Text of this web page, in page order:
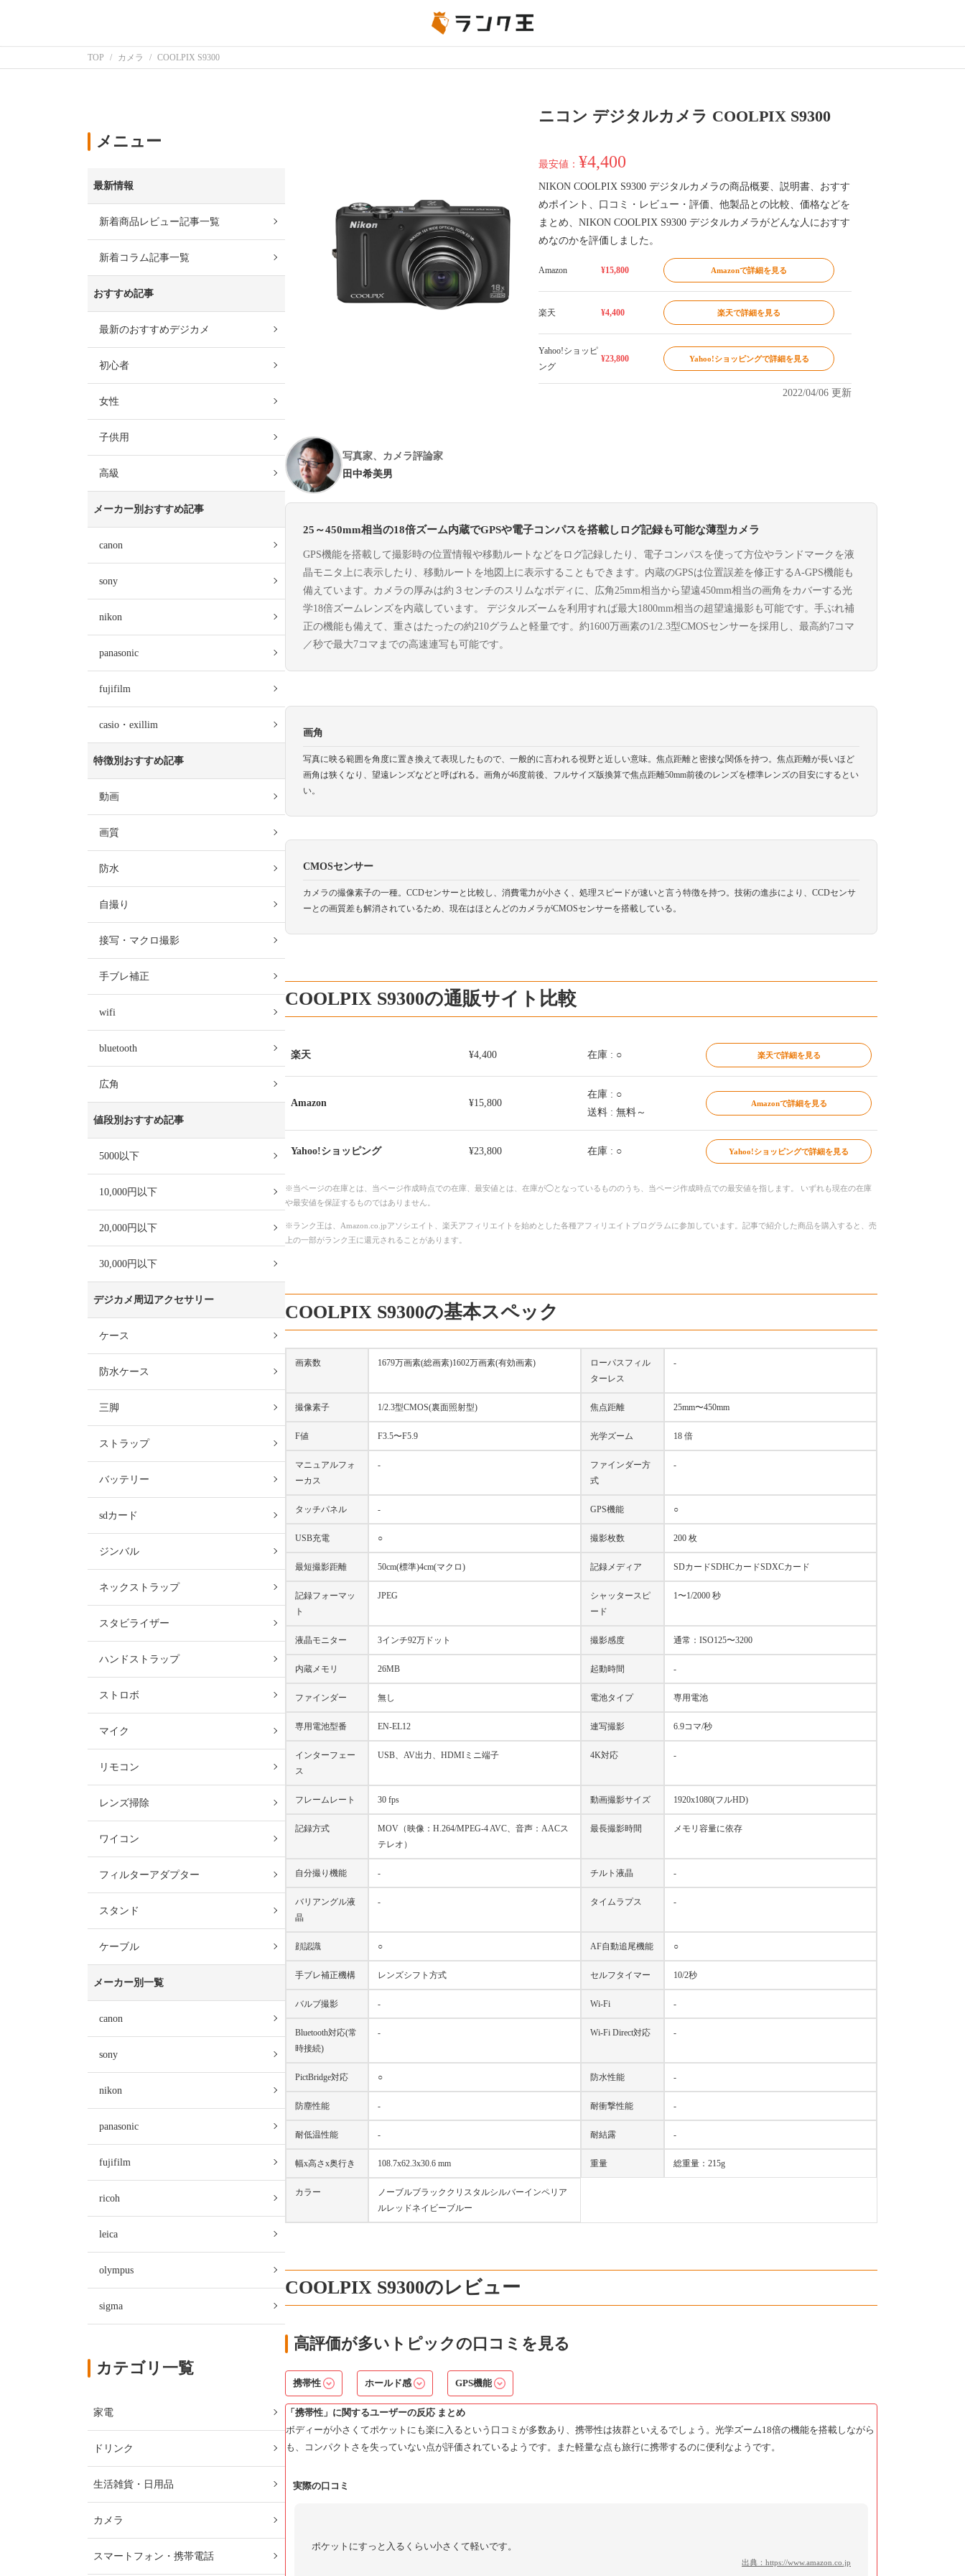
TOP カメラ COOLPIX S9300
ニコン デジタルカメラ COOLPIX S9300
最安値： ¥4,400
NIKON COOLPIX S9300 デジタルカメラの商品概要、説明書、おすす
めポイント、口コミ・レビュー・評価、他製品との比較、価格などを
まとめ、NIKON COOLPIX S9300 デジタルカメラがどんな人におすす
めなのかを評価しました。
Amazon ¥15,800 Amazonで詳細を見る
楽天 ¥4,400 楽天で詳細を見る
Yahoo!ショッピ
ング
¥23,800 Yahoo!ショッピングで詳細を見る
2022/04/06 更新
写真家、カメラ評論家
田中希美男
25～450mm相当の18倍ズーム内蔵でGPSや電子コンパスを搭載しログ記録も可能な薄型カメラ
GPS機能を搭載して撮影時の位置情報や移動ルートなどをログ記録したり、電子コンパスを使って方位やランドマークを液
晶モニタ上に表示したり、移動ルートを地図上に表示することもできます。内蔵のGPSは位置誤差を修正するA-GPS機能も
備えています。カメラの厚みは約３センチのスリムなボディに、広角25mm相当から望遠450mm相当の画角をカバーする光
学18倍ズームレンズを内蔵しています。 デジタルズームを利用すれば最大1800mm相当の超望遠撮影も可能です。手ぶれ補
正の機能も備えて、重さはたったの約210グラムと軽量です。約1600万画素の1/2.3型CMOSセンサーを採用し、最高約7コマ
／秒で最大7コマまでの高速連写も可能です。
画角
写真に映る範囲を角度に置き換えて表現したもので、一般的に言われる視野と近しい意味。焦点距離と密接な関係を持つ。焦点距離が長いほど
画角は狭くなり、望遠レンズなどと呼ばれる。画角が46度前後、フルサイズ版換算で焦点距離50mm前後のレンズを標準レンズの目安にするとい
い。
CMOSセンサー
カメラの撮像素子の一種。CCDセンサーと比較し、消費電力が小さく、処理スピードが速いと言う特徴を持つ。技術の進歩により、CCDセンサ
ーとの画質差も解消されているため、現在はほとんどのカメラがCMOSセンサーを搭載している。
COOLPIX S9300の通販サイト比較
楽天 ¥4,400 在庫 : ○ 楽天で詳細を見る
Amazon ¥15,800
在庫 : ○
送料 : 無料～
Amazonで詳細を見る
Yahoo!ショッピング ¥23,800 在庫 : ○ Yahoo!ショッピングで詳細を見る
※当ページの在庫とは、当ページ作成時点での在庫、最安値とは、在庫が◯となっているもののうち、当ページ作成時点での最安値を指します。 いずれも現在の在庫
や最安値を保証するものではありません。
※ランク王は、Amazon.co.jpアソシエイト、楽天アフィリエイトを始めとした各種アフィリエイトプログラムに参加しています。記事で紹介した商品を購入すると、売
上の一部がランク王に還元されることがあります。
COOLPIX S9300の基本スペック
画素数 1679万画素(総画素)1602万画素(有効画素)
ローパスフィル
ターレス
-
撮像素子 1/2.3型CMOS(裏面照射型) 焦点距離 25mm〜450mm
F値 F3.5〜F5.9 光学ズーム 18 倍
マニュアルフォ
ーカス
-
ファインダー方
式
-
タッチパネル - GPS機能 ○
USB充電 ○ 撮影枚数 200 枚
最短撮影距離 50cm(標準)4cm(マクロ) 記録メディア SDカードSDHCカードSDXCカード
記録フォーマッ
ト
JPEG
シャッタースピ
ード
1〜1/2000 秒
液晶モニター 3インチ92万ドット 撮影感度 通常：ISO125〜3200
内蔵メモリ 26MB 起動時間 -
ファインダー 無し 電池タイプ 専用電池
専用電池型番 EN-EL12 連写撮影 6.9コマ/秒
インターフェー
ス
USB、AV出力、HDMIミニ端子 4K対応 -
フレームレート 30 fps 動画撮影サイズ 1920x1080(フルHD)
記録方式
MOV（映像：H.264/MPEG-4 AVC、音声：AACス
テレオ）
最長撮影時間 メモリ容量に依存
自分撮り機能 - チルト液晶 -
バリアングル液
晶
- タイムラプス -
顔認識 ○ AF自動追尾機能 ○
手ブレ補正機構 レンズシフト方式 セルフタイマー 10/2秒
バルブ撮影 - Wi-Fi -
Bluetooth対応(常
時接続)
- Wi-Fi Direct対応 -
PictBridge対応 ○ 防水性能 -
防塵性能 - 耐衝撃性能 -
耐低温性能 - 耐結露 -
幅x高さx奥行き 108.7x62.3x30.6 mm 重量 総重量：215g
カラー
ノーブルブラッククリスタルシルバーインペリア
ルレッドネイビーブルー
COOLPIX S9300のレビュー
高評価が多いトピックの口コミを見る
携帯性 ホールド感 GPS機能
「携帯性」に関するユーザーの反応 まとめ
ボディーが小さくてポケットにも楽に入るという口コミが多数あり、携帯性は抜群といえるでしょう。光学ズーム18倍の機能を搭載しながら
も、コンパクトさを失っていない点が評価されているようです。また軽量な点も旅行に携帯するのに便利なようです。
実際の口コミ
ポケットにすっと入るくらい小さくて軽いです。
出典： https://www.amazon.co.jp
メニュー
最新情報
新着商品レビュー記事一覧
新着コラム記事一覧
おすすめ記事
最新のおすすめデジカメ
初心者
女性
子供用
高級
メーカー別おすすめ記事
canon
sony
nikon
panasonic
fujifilm
casio・exillim
特徴別おすすめ記事
動画
画質
防水
自撮り
接写・マクロ撮影
手ブレ補正
wifi
bluetooth
広角
値段別おすすめ記事
5000以下
10,000円以下
20,000円以下
30,000円以下
デジカメ周辺アクセサリー
ケース
防水ケース
三脚
ストラップ
バッテリー
sdカード
ジンバル
ネックストラップ
スタビライザー
ハンドストラップ
ストロボ
マイク
リモコン
レンズ掃除
ワイコン
フィルターアダプター
スタンド
ケーブル
メーカー別一覧
canon
sony
nikon
panasonic
fujifilm
ricoh
leica
olympus
sigma
カテゴリ一覧
家電
ドリンク
生活雑貨・日用品
カメラ
スマートフォン・携帯電話